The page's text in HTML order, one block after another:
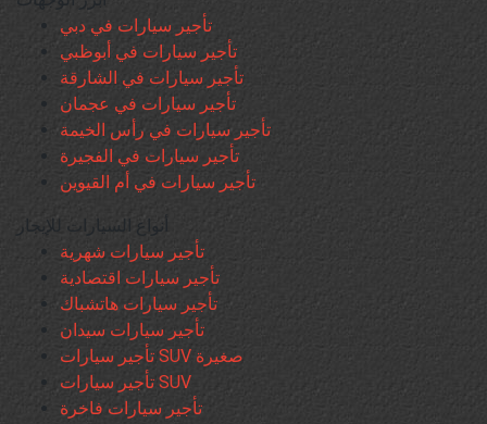
تأجير سيارات في دبي
تأجير سيارات في أبوظبي
تأجير سيارات في الشارقة
تأجير سيارات في عجمان
تأجير سيارات في رأس الخيمة
تأجير سيارات في الفجيرة
تأجير سيارات في أم القيوين
أنواع السيارات للإيجار
تأجير سيارات شهرية
تأجير سيارات اقتصادية
تأجير سيارات هاتشباك
تأجير سيارات سيدان
تأجير سيارات SUV صغيرة
تأجير سيارات SUV
تأجير سيارات فاخرة